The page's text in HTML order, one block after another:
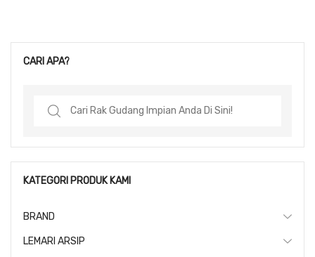
CARI APA?
Search
KATEGORI PRODUK KAMI
BRAND
LEMARI ARSIP